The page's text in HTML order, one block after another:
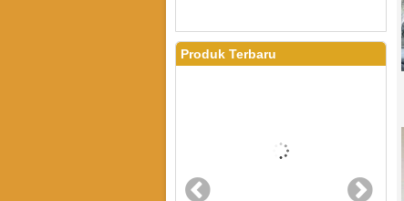
Produk Terbaru